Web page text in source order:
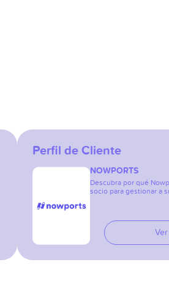
Perfil de Cliente
NOWPORTS
Descubra por qué
socio para gestionar a